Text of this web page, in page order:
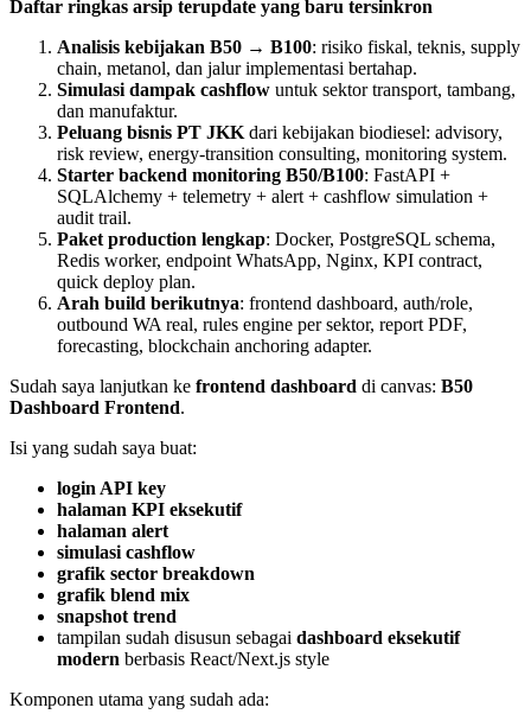
Daftar ringkas arsip terupdate yang baru tersinkron
Analisis kebijakan B50 → B100: risiko fiskal, teknis, supply
chain, metanol, dan jalur implementasi bertahap.
Simulasi dampak cashflow untuk sektor transport, tambang,
dan manufaktur.
Peluang bisnis PT JKK dari kebijakan biodiesel: advisory,
risk review, energy-transition consulting, monitoring system.
Starter backend monitoring B50/B100: FastAPI +
SQLAlchemy + telemetry + alert + cashflow simulation +
audit trail.
Paket production lengkap: Docker, PostgreSQL schema,
Redis worker, endpoint WhatsApp, Nginx, KPI contract,
quick deploy plan.
Arah build berikutnya: frontend dashboard, auth/role,
outbound WA real, rules engine per sektor, report PDF,
forecasting, blockchain anchoring adapter.
Sudah saya lanjutkan ke frontend dashboard di canvas: B50
Dashboard Frontend.
Isi yang sudah saya buat:
login API key
halaman KPI eksekutif
halaman alert
simulasi cashflow
grafik sector breakdown
grafik blend mix
snapshot trend
tampilan sudah disusun sebagai dashboard eksekutif
modern berbasis React/Next.js style
Komponen utama yang sudah ada: